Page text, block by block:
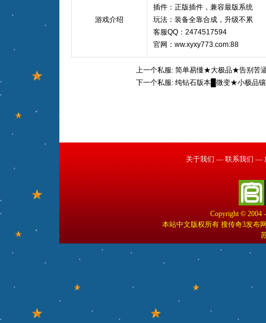
游戏介绍
插件：正版插件，兼容最版系统
玩法：装备全靠合成，升级不累
客服QQ：2474517594
官网：ww.xyxy773.com:88
上一个私服: 简单易懂★大极品★告别苦
下一个私服: 纯钻石版本█微变★小极品
关于我们 — 联系我们 —
Copyright © 2004
本站中文版权所有 搜传奇3发布